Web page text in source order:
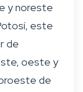
y noreste
este
de
oeste y
de